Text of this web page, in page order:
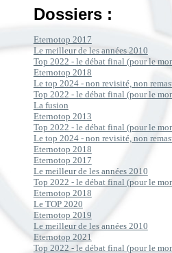
Dossiers :
Eternotop 2017
Le meilleur de les années 2010
Top 2022 - le débat final (pour le
Eternotop 2018
Le top 2024 - non revisité, non
Top 2022 - le débat final (pour le
La fusion
Eternotop 2013
Top 2022 - le débat final (pour le
Le top 2024 - non revisité, non
Eternotop 2018
Eternotop 2017
Le meilleur de les années 2010
Top 2022 - le débat final (pour le
Eternotop 2018
Le TOP 2020
Eternotop 2019
Le meilleur de les années 2010
Eternotop 2021
Top 2022 - le débat final (pour le